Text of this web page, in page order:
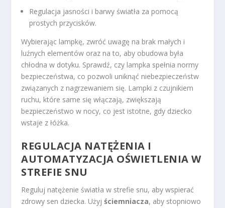
Regulacja jasności i barwy światła za pomocą
prostych przycisków.
Wybierając lampkę, zwróć uwagę na brak małych i
luźnych elementów oraz na to, aby obudowa była
chłodna w dotyku. Sprawdź, czy lampka spełnia normy
bezpieczeństwa, co pozwoli uniknąć niebezpieczeństw
związanych z nagrzewaniem się. Lampki z czujnikiem
ruchu, które same się włączają, zwiększają
bezpieczeństwo w nocy, co jest istotne, gdy dziecko
wstaje z łóżka.
REGULACJA NATĘŻENIA I
AUTOMATYZACJA OŚWIETLENIA W
STREFIE SNU
Reguluj natężenie światła w strefie snu, aby wspierać
zdrowy sen dziecka. Użyjściemniacza, aby stopniowo